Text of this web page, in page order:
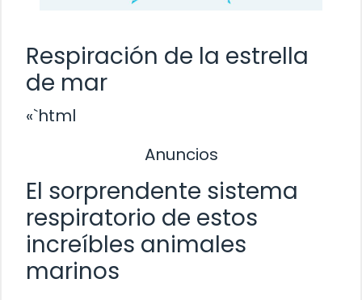
Respiración de la estrella
de mar
«`html
Anuncios
El sorprendente sistema
respiratorio de estos
increíbles animales
marinos